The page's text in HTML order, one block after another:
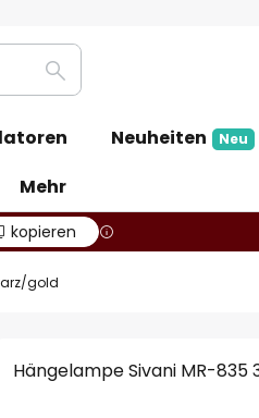
Suche
Neuheiten Neu
Mehr
kopieren
gold
Hängelampe Sivani MR-